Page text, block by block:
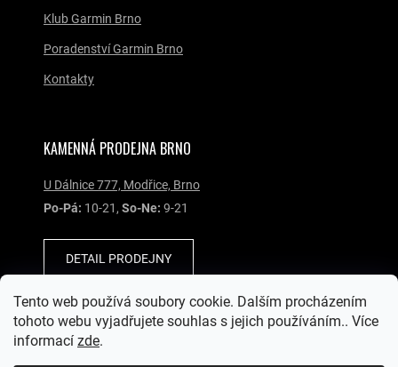
Tento web používá soubory cookie. Dalším procházením
tohoto webu vyjadřujete souhlas s jejich používáním.. Více
informací zde.
KAMENNÁ PRODEJNA BRNO
U Dálnice 777, Modřice, Brno
Po-Pá: 10-21, So-Ne: 9-21
DETAIL PRODEJNY
Klub Garmin Brno
Poradenství Garmin Brno
Kontakty
SOCIÁLNÍ SÍTĚ